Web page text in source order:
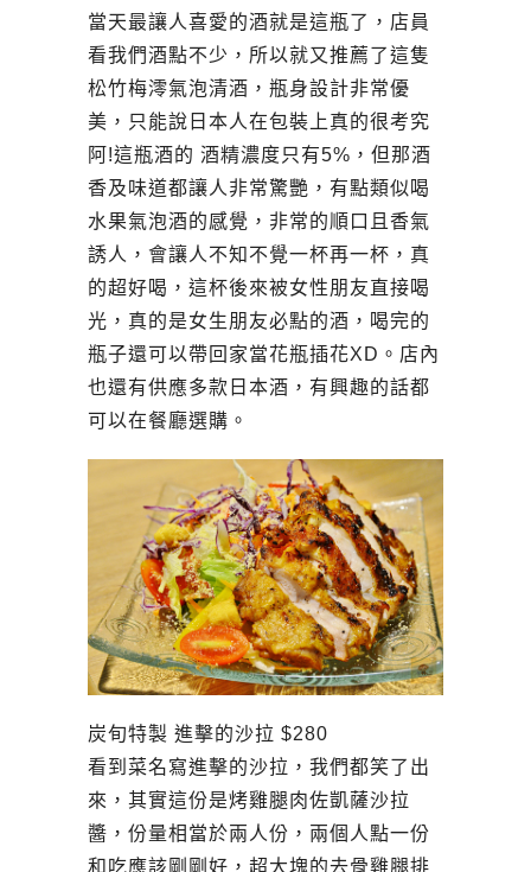
當天最讓人喜愛的酒就是這瓶了，店員
看我們酒點不少，所以就又推薦了這隻
松竹梅澪氣泡清酒，瓶身設計非常優
美，只能說日本人在包裝上真的很考究
阿!這瓶酒的 酒精濃度只有5%，但那酒
香及味道都讓人非常驚艷，有點類似喝
水果氣泡酒的感覺，非常的順口且香氣
誘人，會讓人不知不覺一杯再一杯，真
的超好喝，這杯後來被女性朋友直接喝
光，真的是女生朋友必點的酒，喝完的
瓶子還可以帶回家當花瓶插花XD。店內
也還有供應多款日本酒，有興趣的話都
可以在餐廳選購。
炭旬特製 進擊的沙拉 $280
看到菜名寫進擊的沙拉，我們都笑了出
來，其實這份是烤雞腿肉佐凱薩沙拉
醬，份量相當於兩人份，兩個人點一份
和吃應該剛剛好，超大塊的去骨雞腿排